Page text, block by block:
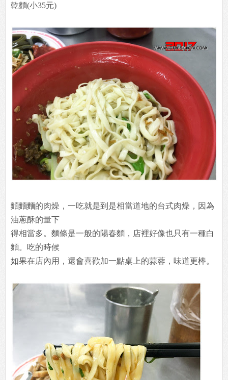
乾麵(小35元)
麵麵麵的肉燥，一吃就是到是相當道地的台式肉燥，因為
油蔥酥的量下
得相當多。麵條是一般的陽春麵，店裡好像也只有一種白
麵。吃的時候
如果在店內用，還會喜歡加一點桌上的蒜蓉，味道更棒。